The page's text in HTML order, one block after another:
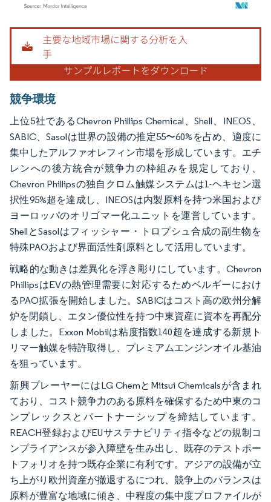
画像 © Mordor Intelligence。再利用にはCC BY 4.0の表示が必要です。
競争環境
上位5社であるChevron Phillips Chemical、Shell、INEOS、
SABIC、Sasolは世界の設備の推定55〜60%を占め、適度に
集中したアルファオレフィン市場を形成しています。エチ
レンへの後方統合が競争力の枠組みを規定しており、
Chevron Phillipsの独自クロム触媒システムは1-ヘキセン選
択性95%超を達成し、INEOSは内製原料を持つ米国および
ヨーロッパのオリゴマー化ユニットを運営しています。
ShellとSasolはフィッシャー・トロプシュ合成の副生物を
特殊PAOおよび界面活性剤原料として活用しています。
戦略的な動きは差異化を浮き彫りにしています。Chevron
PhillipsはEVの熱管理需要に対応するためベルギーにおけ
るPAO拡張を開始しました。SABICはコスト高の欧州分解
炉を閉鎖し、エタン優位性を持つ中東資産に資本を再配分
しました。Exxon Mobilは粘度指数140超を達成する新規ト
リマー触媒を特許取得し、プレミアムエンジンオイル基油
を狙っています。
新興プレーヤーにはLG ChemとMitsui Chemicalsが含まれ
ており、コスト競争力のある原料を確保するため中東のコ
ンプレックスとパートナーシップを締結しています。
REACH登録およびEUサステナビリティ指令などの規制コ
ンプライアンスが参入障壁を生み出し、既存のテストポー
トフォリオを持つ既存企業に有利です。アジアの設備が立
ち上がり欧州資産が撤退するにつれ、競争上のバランスは
原料が豊富な地域に傾き、中程度の集中度プロファイルが